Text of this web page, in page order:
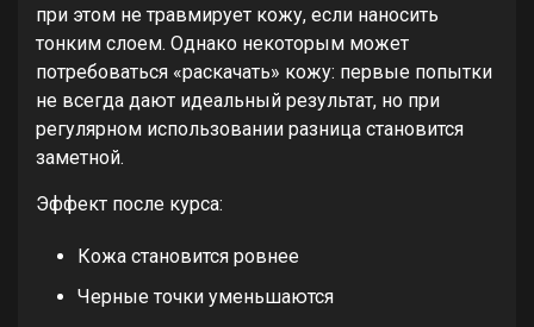
при этом не травмирует кожу, если наносить
тонким слоем. Однако некоторым может
потребоваться «раскачать» кожу: первые попытки
не всегда дают идеальный результат, но при
регулярном использовании разница становится
заметной.
Эффект после курса:
Кожа становится ровнее
Черные точки уменьшаются